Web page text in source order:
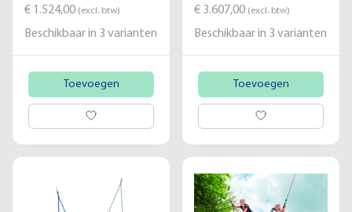
€ 1.524,00 (excl. btw)
Beschikbaar in 3 varianten
Toevoegen
€ 3.607,00 (excl. btw)
Beschikbaar in 3 varianten
Toevoegen